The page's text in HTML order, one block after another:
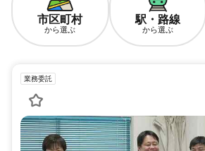
市区町村
から選ぶ
駅・路線
から選ぶ
業務委託